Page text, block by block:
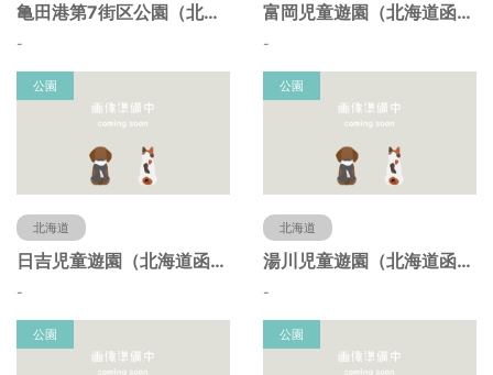
亀田港第7街区公園（北海道函館市）
-
富岡児童遊園（北海道函館市）
-
公園
北海道
日吉児童遊園（北海道函館市）
-
公園
北海道
湯川児童遊園（北海道函館市）
-
公園 公園